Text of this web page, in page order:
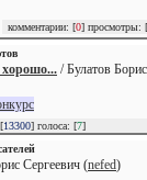
комментарии: [0] просмотры: [
/ Булатов
13300] голоса: [7]
Сергеевич (nefed)